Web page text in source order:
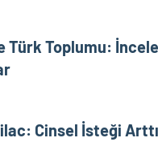
Türk Toplumu:
Cinsel İsteği